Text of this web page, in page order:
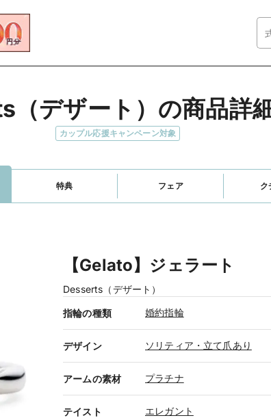
（デザート）の商品詳
カップル応援キャンペーン対象
特典 フェア ク
【Gelato】ジェラート
Desserts（デザート）
指輪の種類 婚約指輪
デザイン ソリティア・立て爪あり
アームの素材 プラチナ
テイスト エレガント